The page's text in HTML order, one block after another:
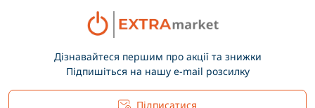
Дізнавайтеся першим про акції та знижки
Підпишіться на нашу e-mail розсилку
Підписатися